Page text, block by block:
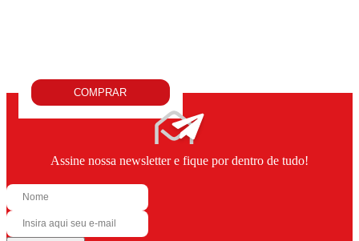
COMPRAR
Assine nossa newsletter e fique por dentro de tudo!